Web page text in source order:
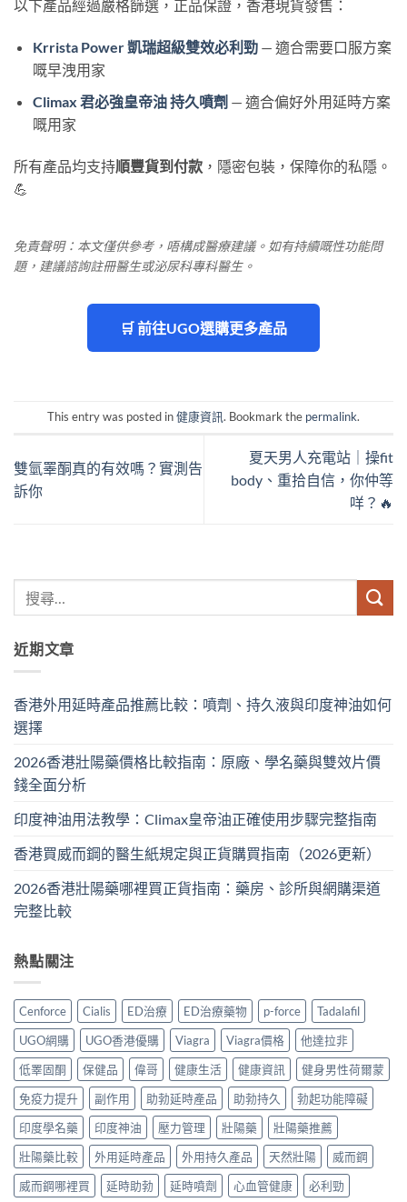
以下產品經過嚴格篩選，正品保證，香港現貨發售：
Krrista Power 凱瑞超級雙效必利勁— 適合需要口服方案
嘅早洩用家
Climax 君必強皇帝油 持久噴劑 — 適合偏好外用延時方案
嘅用家
所有產品均支持順豐貨到付款 ，隱密包裝，保障你的私隱。
💪
免責聲明：本文僅供參考，唔構成醫療建議。如有持續嘅性功能問
題，建議諮詢註冊醫生或泌尿科專科醫生。
🛒 前往UGO選購更多產品
This entry was posted in健康資訊. Bookmark the permalink.
雙氫睪酮真的有效嗎？實測告
訴你
夏天男人充電站｜操fit
body、重拾自信，你仲等
咩？🔥
近期文章
香港外用延時產品推薦比較：噴劑、持久液與印度神油如何
選擇
2026香港壯陽藥價格比較指南：原廠、學名藥與雙效片價
錢全面分析
印度神油用法教學：Climax皇帝油正確使用步驟完整指南
香港買威而鋼的醫生紙規定與正貨購買指南（2026更新）
2026香港壯陽藥哪裡買正貨指南：藥房、診所與網購渠道
完整比較
熱點關注
Cenforce Cialis ED治療 ED治療藥物 p-force
Tadalafil
UGO網購
UGO香港優購 Viagra Viagra價格
他達拉非
低睪固酮
保健品 偉哥 健康生活 健康資訊
健身男性荷爾蒙
免疫力提升
副作用 助勃延時產品 助勃持久
勃起功能障礙
印度學名藥
印度神油 壓力管理 壯陽藥
壯陽藥推薦
壯陽藥比較
外用延時產品 外用持久產品 天然壯陽
威而鋼
威而鋼哪裡買
延時助勃 延時噴劑 心血管健康 必利勁